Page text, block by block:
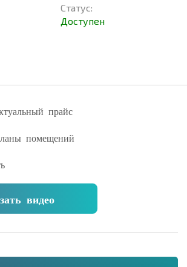
Статус:
Доступен
прайс
помещений
видео